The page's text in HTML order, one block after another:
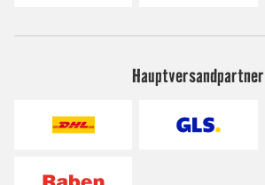
Hauptversandpartner